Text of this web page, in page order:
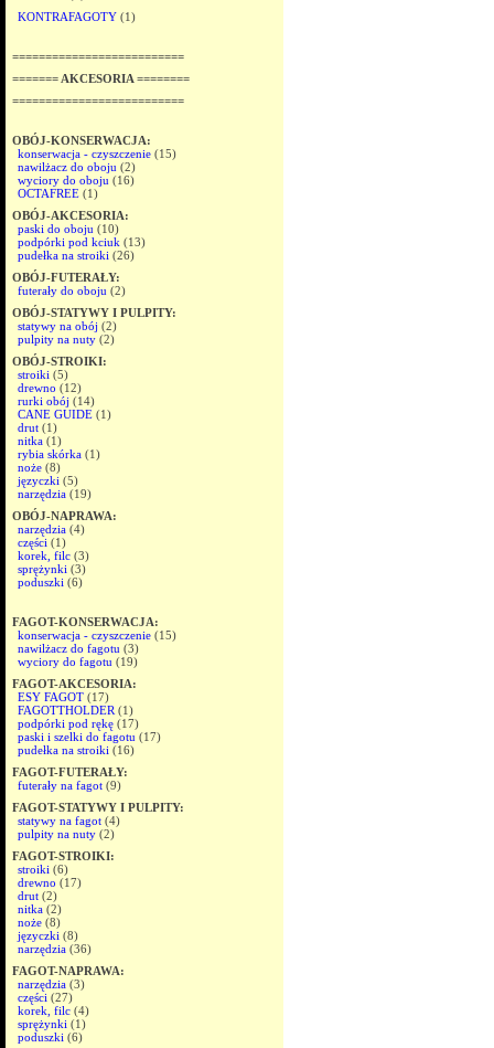
KONTRAFAGOTY (1)
==========================
======= AKCESORIA ========
==========================
OBÓJ-KONSERWACJA:
konserwacja - czyszczenie (15)
nawilżacz do oboju (2)
wyciory do oboju (16)
OCTAFREE (1)
OBÓJ-AKCESORIA:
paski do oboju (10)
podpórki pod kciuk (13)
pudełka na stroiki (26)
OBÓJ-FUTERAŁY:
futerały do oboju (2)
OBÓJ-STATYWY I PULPITY:
statywy na obój (2)
pulpity na nuty (2)
OBÓJ-STROIKI:
stroiki (5)
drewno (12)
rurki obój (14)
CANE GUIDE (1)
drut (1)
nitka (1)
rybia skórka (1)
noże (8)
języczki (5)
narzędzia (19)
OBÓJ-NAPRAWA:
narzędzia (4)
części (1)
korek, filc (3)
sprężynki (3)
poduszki (6)
FAGOT-KONSERWACJA:
konserwacja - czyszczenie (15)
nawilżacz do fagotu (3)
wyciory do fagotu (19)
FAGOT-AKCESORIA:
ESY FAGOT (17)
FAGOTTHOLDER (1)
podpórki pod rękę (17)
paski i szelki do fagotu (17)
pudełka na stroiki (16)
FAGOT-FUTERAŁY:
futerały na fagot (9)
FAGOT-STATYWY I PULPITY:
statywy na fagot (4)
pulpity na nuty (2)
FAGOT-STROIKI:
stroiki (6)
drewno (17)
drut (2)
nitka (2)
noże (8)
języczki (8)
narzędzia (36)
FAGOT-NAPRAWA:
narzędzia (3)
części (27)
korek, filc (4)
sprężynki (1)
poduszki (6)